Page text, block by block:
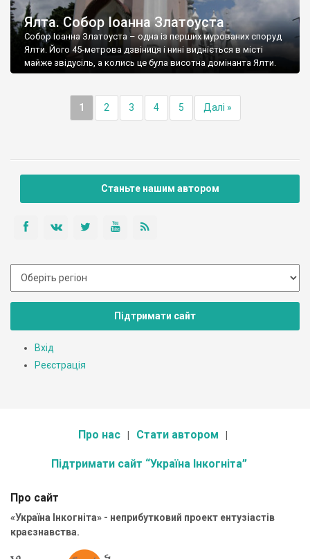
Ялта. Собор Іоанна Златоуста
Собор Іоанна Златоуста – одна із перших мурованих споруд
Ялти. Його 45-метрова дзвіниця і нині видніється в місті
майже звідусіль, а колись це була висотна домінанта Ялти.
1 2 3 4 5 Далі »
Станьте нашим автором
Підтримати сайт
Вхід
Реєстрація
Про нас Стати автором
Підтримати сайт “Україна Інкогніта”
Про сайт
«Україна Інкогніта» - неприбутковий проект ентузіастів
краєзнавства.